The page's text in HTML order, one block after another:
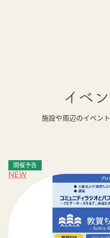
イベ
施設や周辺のイベン
NEW
開催予告